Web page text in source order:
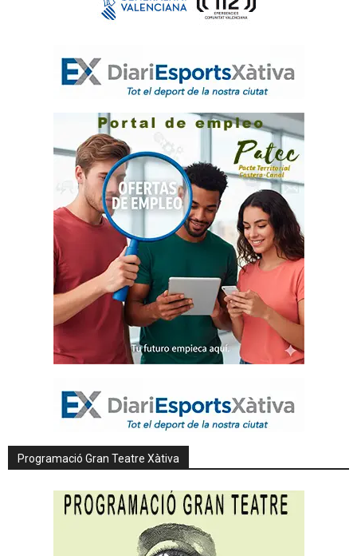
Programació Gran Teatre Xàtiva